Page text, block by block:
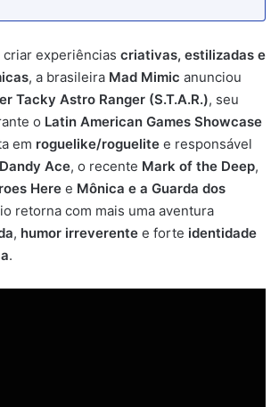
experiências criativas, estilizadas e
, a brasileira Mad Mimic anunciou
Tacky Astro Ranger (S.T.A.R.), seu
o Latin American Games Showcase
em roguelike/roguelite e responsável
Dandy Ace, o recente Mark of the Deep,
Here e Mônica e a Guarda dos
retorna com mais uma aventura
, humor irreverente e forte identidade
.